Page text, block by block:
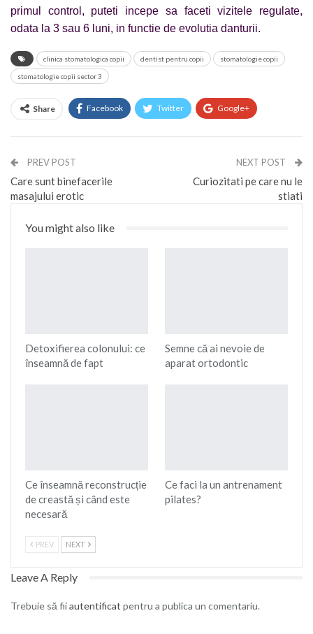
primul control, puteti incepe sa faceti vizitele regulate,
odata la 3 sau 6 luni, in functie de evolutia danturii.
clinica stomatologica copii dentist pentru copii stomatologie copii
stomatologie copii sector 3
Share Facebook Twitter Google+
Email
PREV POST
Care sunt binefacerile
masajului erotic
NEXT POST
Curiozitati pe care nu le
stiati
You might also like
Detoxifierea colonului: ce
înseamnă de fapt
Semne că ai nevoie de
aparat ortodontic
Ce înseamnă reconstrucție
de creastă și când este
necesară
Ce faci la un antrenament
pilates?
PREV NEXT
Leave A Reply
Trebuie să fiiautentificat pentru a publica un comentariu.